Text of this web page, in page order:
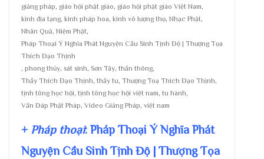
giảng pháp, giáo hội phật giáo, giáo hội phật giáo Việt Nam,
kinh địa tạng, kinh pháp hoa, kinh vô lượng thọ, Nhạc Phật,
Nhân Quả, Niệm Phật,
Pháp Thoại Ý Nghĩa Phát Nguyện Cầu Sinh Tịnh Độ | Thượng Tọa
Thích Đạo Thịnh
, phong thủy, sát sinh, Sơn Tây, thần thông,
Thầy Thích Đạo Thịnh, thầy tu, Thượng Toạ Thích Đạo Thịnh,
tịnh tông học hội, tịnh tông học hội việt nam, tu hành,
Vấn Đáp Phật Pháp, Video Giảng Pháp, việt nam
+ Pháp thoại: Pháp Thoại Ý Nghĩa Phát
Nguyện Cầu Sinh Tịnh Độ | Thượng Tọa